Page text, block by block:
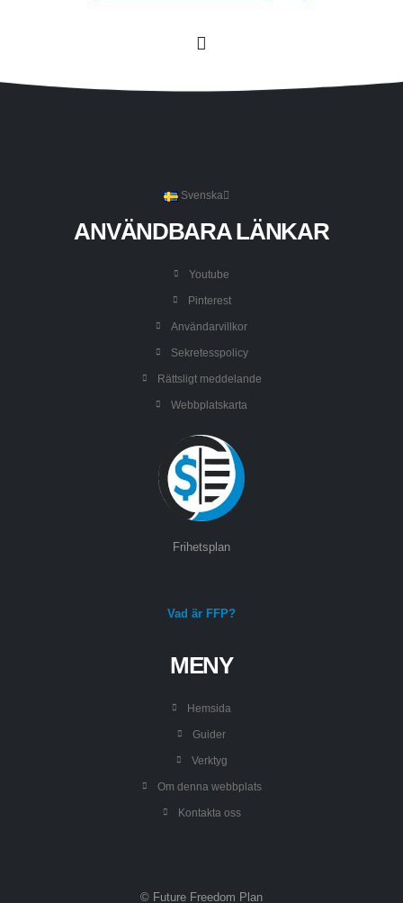
Svenska
ANVÄNDBARA LÄNKAR
Youtube
Pinterest
Användarvillkor
Sekretesspolicy
Rättsligt meddelande
Webbplatskarta
Frihetsplan
Vad är FFP?
MENY
Hemsida
Guider
Verktyg
Om denna webbplats
Kontakta oss
© Future Freedom Plan